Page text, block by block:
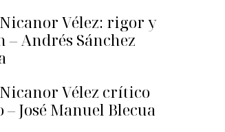
Vélez: rigor y
– Andrés Sánchez
Vélez crítico
José Manuel Blecua